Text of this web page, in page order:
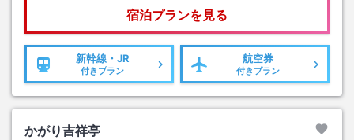
宿泊プランを見る
新幹線・JR
付きプラン
航空券
付きプラン
かがり吉祥亭